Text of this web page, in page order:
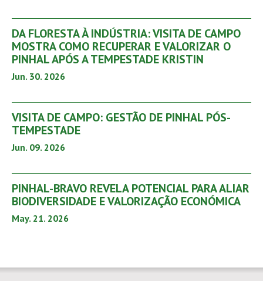
DA FLORESTA À INDÚSTRIA: VISITA DE CAMPO
MOSTRA COMO RECUPERAR E VALORIZAR O
PINHAL APÓS A TEMPESTADE KRISTIN
Jun. 30. 2026
VISITA DE CAMPO: GESTÃO DE PINHAL PÓS-
TEMPESTADE
Jun. 09. 2026
PINHAL-BRAVO REVELA POTENCIAL PARA ALIAR
BIODIVERSIDADE E VALORIZAÇÃO ECONÓMICA
May. 21. 2026